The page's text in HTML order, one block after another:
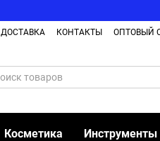
ДОСТАВКА КОНТАКТЫ ОПТОВЫЙ
Косметика Инструменты